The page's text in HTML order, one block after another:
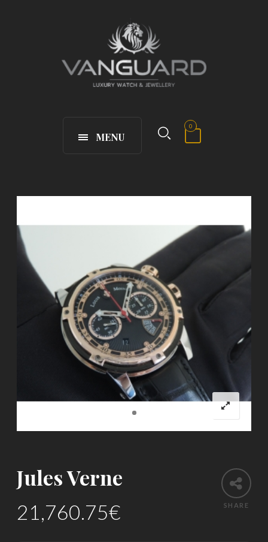
MENU
0
SHARE
Jules Verne
21,760.75€